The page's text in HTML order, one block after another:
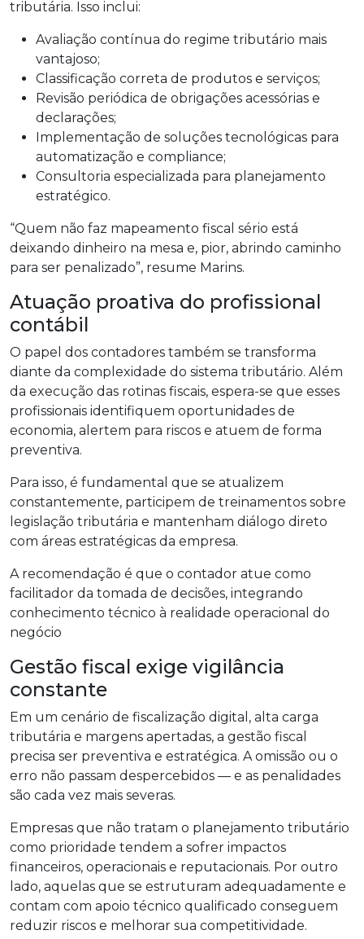
tributária. Isso inclui:
Avaliação contínua do regime tributário mais
vantajoso;
Classificação correta de produtos e serviços;
Revisão periódica de obrigações acessórias e
declarações;
Implementação de soluções tecnológicas para
automatização e compliance;
Consultoria especializada para planejamento
estratégico.
“Quem não faz mapeamento fiscal sério está
deixando dinheiro na mesa e, pior, abrindo caminho
para ser penalizado”, resume Marins.
Atuação proativa do profissional
contábil
O papel dos contadores também se transforma
diante da complexidade do sistema tributário. Além
da execução das rotinas fiscais, espera-se que esses
profissionais identifiquem oportunidades de
economia, alertem para riscos e atuem de forma
preventiva.
Para isso, é fundamental que se atualizem
constantemente, participem de treinamentos sobre
legislação tributária e mantenham diálogo direto
com áreas estratégicas da empresa.
A recomendação é que o contador atue como
facilitador da tomada de decisões, integrando
conhecimento técnico à realidade operacional do
negócio
Gestão fiscal exige vigilância
constante
Em um cenário de fiscalização digital, alta carga
tributária e margens apertadas, a gestão fiscal
precisa ser preventiva e estratégica. A omissão ou o
erro não passam despercebidos — e as penalidades
são cada vez mais severas.
Empresas que não tratam o planejamento tributário
como prioridade tendem a sofrer impactos
financeiros, operacionais e reputacionais. Por outro
lado, aquelas que se estruturam adequadamente e
contam com apoio técnico qualificado conseguem
reduzir riscos e melhorar sua competitividade.